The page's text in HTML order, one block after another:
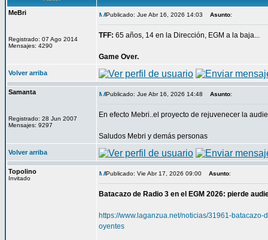
MeBri
Registrado: 07 Ago 2014
Mensajes: 4290
Publicado: Jue Abr 16, 2026 14:03 Asunto:
TFF: 65 años, 14 en la Dirección, EGM a la baja...
Game Over.
Volver arriba
Samanta
Registrado: 28 Jun 2007
Mensajes: 9297
Publicado: Jue Abr 16, 2026 14:48 Asunto:
En efecto Mebri..el proyecto de rejuvenecer la
Saludos Mebri y demás personas
Volver arriba
Topolino
Invitado
Publicado: Vie Abr 17, 2026 09:00 Asunto:
Batacazo de Radio 3 en el EGM 2026: pierde
https://www.laganzua.net/noticias/31961-
oyentes